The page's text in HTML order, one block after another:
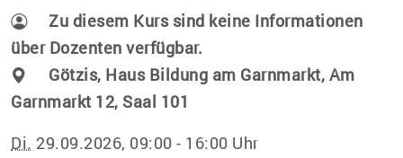
Zu diesem Kurs sind keine Informationen
über Dozenten verfügbar.
Götzis, Haus Bildung am Garnmarkt, Am
Garnmarkt 12, Saal 101
Di. 29.09.2026, 09:00 - 16:00 Uhr